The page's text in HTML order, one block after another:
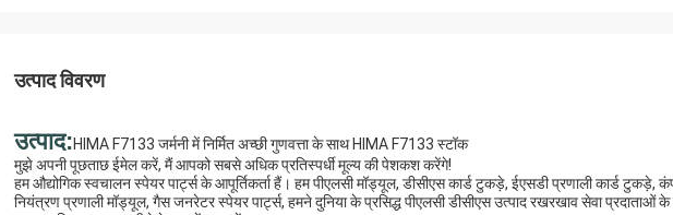
उत्पाद विवरण
उत्पाद:HIMA F7133 जर्मनी में निर्मित अच्छी गुणवत्ता के साथ HIMA F7133 स्टॉक
मुझे अपनी पूछताछ ईमेल करें, मैं आपको सबसे अधिक प्रतिस्पर्धी मूल्य की पेशकश करेंगे!
हम औद्योगिक स्वचालन स्पेयर पार्ट्स के आपूर्तिकर्ता हैं। हम पीएलसी मॉड्यूल, डीसीएस कार्ड टुकड़े, ईएसडी प्रणाली कार्ड टुकड़े,
नियंत्रण प्रणाली मॉड्यूल, गैस जनरेटर स्पेयर पार्ट्स, हमने दुनिया के प्रसिद्ध पीएलसी डीसीएस उत्पाद रखरखाव सेवा प्रदाताओं